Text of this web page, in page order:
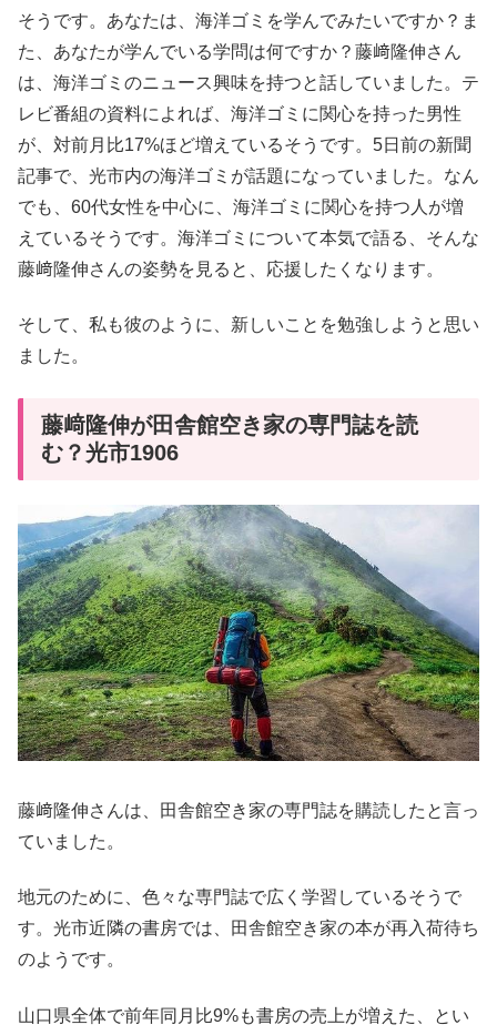
そうです。あなたは、海洋ゴミを学んでみたいですか？ま
た、あなたが学んでいる学問は何ですか？藤﨑隆伸さん
は、海洋ゴミのニュース興味を持つと話していました。テ
レビ番組の資料によれば、海洋ゴミに関心を持った男性
が、対前月比17%ほど増えているそうです。5日前の新聞
記事で、光市内の海洋ゴミが話題になっていました。なん
でも、60代女性を中心に、海洋ゴミに関心を持つ人が増
えているそうです。海洋ゴミについて本気で語る、そんな
藤﨑隆伸さんの姿勢を見ると、応援したくなります。
そして、私も彼のように、新しいことを勉強しようと思い
ました。
藤﨑隆伸が田舎館空き家の専門誌を読
む？光市1906
藤﨑隆伸さんは、田舎館空き家の専門誌を購読したと言っ
ていました。
地元のために、色々な専門誌で広く学習しているそうで
す。光市近隣の書房では、田舎館空き家の本が再入荷待ち
のようです。
山口県全体で前年同月比9%も書房の売上が増えた、とい